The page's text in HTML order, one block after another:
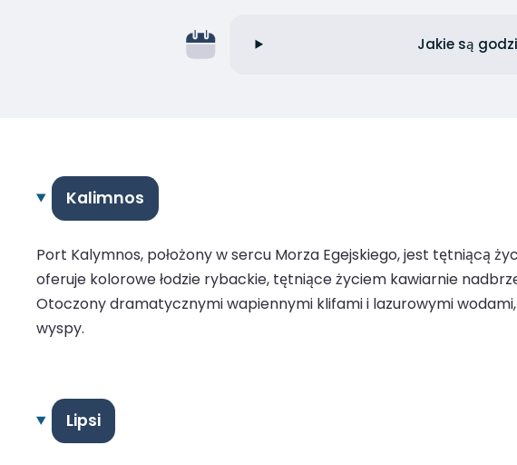
Jakie są
Kalimnos
Port Kalymnos, położony w sercu Morza Egejskiego, jest tętniącą
oferuje kolorowe łodzie rybackie, tętniące życiem kawiarnie
Otoczony dramatycznymi wapiennymi klifami i lazurowymi
wyspy.
Lipsi